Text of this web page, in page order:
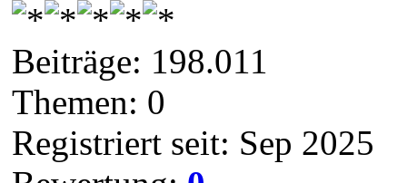
Beiträge: 198.011
Themen: 0
Registriert seit: Sep 2025